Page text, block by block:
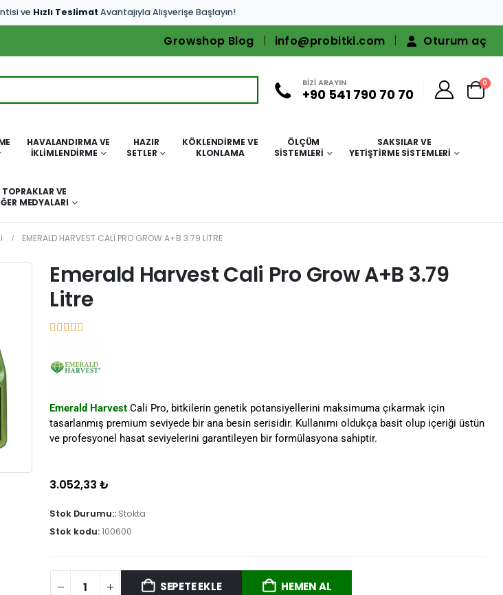
ve Hızlı Teslimat Avantajıyla Alışverişe Başlayın!
Growshop Blog info@probitki.com Oturum aç
BİZİ ARAYIN
+90 541 790 70 70
0
HAVALANDIRMA VE
İKLIMLENDIRME
HAZIR
SETLER
KÖKLENDIRME VE
KLONLAMA
ÖLÇÜM
SISTEMLERI
SAKSILAR VE
YETIŞTIRME SISTEMLERI
TOPRAKLAR VE
MEDYALARI
EMERALD HARVEST CALI PRO GROW A+B 3.79 LITRE
Emerald Harvest Cali Pro Grow A+B 3.79
Litre
Emerald Harvest Cali Pro, bitkilerin genetik potansiyellerini maksimuma çıkarmak için
tasarlanmış premium seviyede bir ana besin serisidir. Kullanımı oldukça basit olup içeriği üstün
ve profesyonel hasat seviyelerini garantileyen bir formülasyona sahiptir.
3.052,33 ₺
Stok Durumu:: Stokta
Stok kodu:100600
SEPETE EKLE HEMEN AL